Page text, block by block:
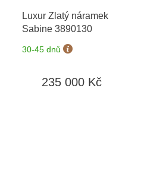
Luxur Zlatý náramek
Sabine 3890130
30-45 dnů
235 000 Kč